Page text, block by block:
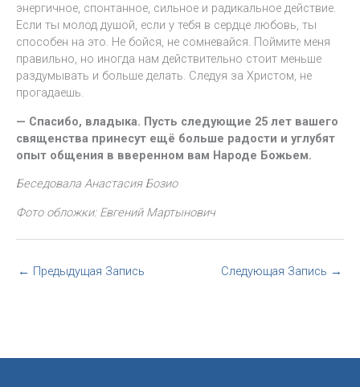
энергичное, спонтанное, сильное и радикальное действие.
Если ты молод душой, если у тебя в сердце любовь, ты
способен на это. Не бойся, не сомневайся. Поймите меня
правильно, но иногда нам действительно стоит меньше
раздумывать и больше делать. Следуя за Христом, не
прогадаешь.
— Спасибо, владыка. Пусть следующие 25 лет вашего
священства принесут ещё больше радости и углубят
опыт общения в вверенном вам Народе Божьем.
Беседовала Анастасия Бозио
Фото обложки: Евгений Мартынович
← Предыдущая Запись Следующая Запись →